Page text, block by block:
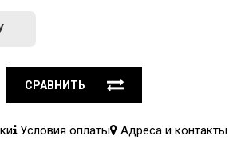
СРАВНИТЬ
Условия оплаты Адреса и контакты